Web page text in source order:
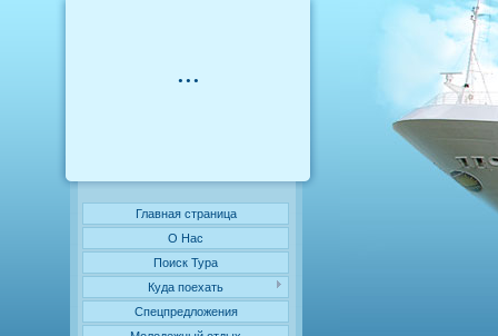
...
Главная страница
О Нас
Поиск Тура
Куда поехать
Cпецпредложения